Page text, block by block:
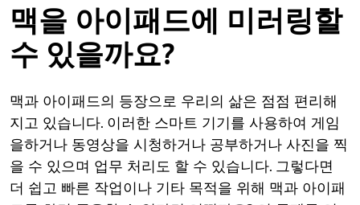
맥을 아이패드에 미러링할
수 있을까요?
맥과 아이패드의 등장으로 우리의 삶은 점점 편리해
지고 있습니다. 이러한 스마트 기기를 사용하여 게임
을하거나 동영상을 시청하거나 공부하거나 사진을 찍
을 수 있으며 업무 처리도 할 수 있습니다. 그렇다면
더 쉽고 빠른 작업이나 기타 목적을 위해 맥과 아이패